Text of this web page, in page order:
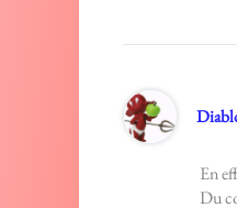
En
Du